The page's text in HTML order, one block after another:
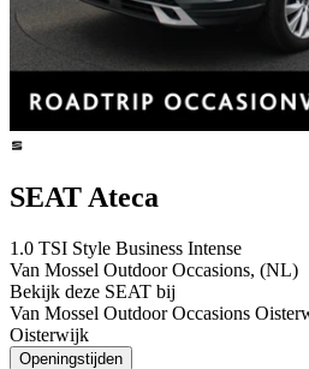
SEAT Ateca
1.0 TSI Style Business Intense
Van Mossel Outdoor Occasions, (NL)
Bekijk deze SEAT bij
Van Mossel Outdoor Occasions
Oisterwijk
Openingstijden